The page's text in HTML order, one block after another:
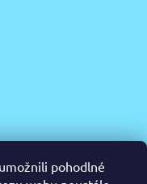
pohodlné